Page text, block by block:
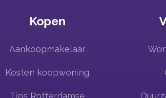
Kopen
Aankoopmakelaar
Kosten koopwoning
Tips Rotterdamse